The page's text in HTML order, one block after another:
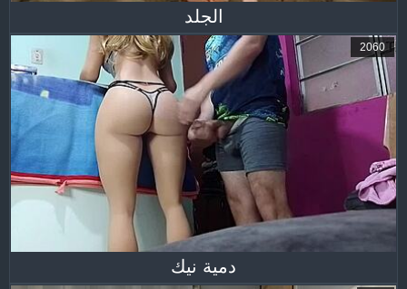
الجلد
2060
دمية نيك